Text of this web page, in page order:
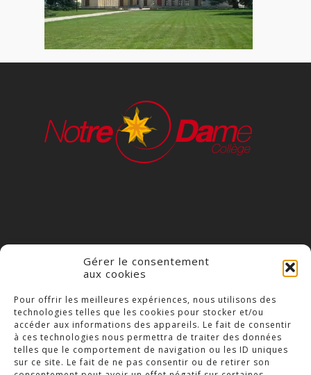
Gérer le consentement
aux cookies
Pour offrir les meilleures expériences, nous utilisons des
technologies telles que les cookies pour stocker et/ou
accéder aux informations des appareils. Le fait de consentir
à ces technologies nous permettra de traiter des données
telles que le comportement de navigation ou les ID uniques
sur ce site. Le fait de ne pas consentir ou de retirer son
COLLÈGE NOTRE DAME
23 Place Saint-Jean,
79300 Bressuire
Téléphone : 05 49 74 46 20